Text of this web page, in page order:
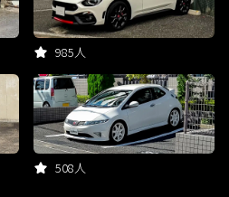
985人
508人